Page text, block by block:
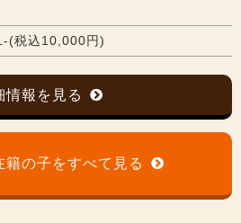
(税込10,000円)
情報を見る
籍の子をすべて見る